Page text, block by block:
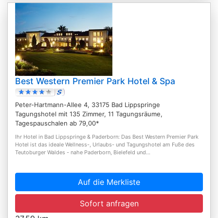
Best Western Premier Park Hotel & Spa
Peter-Hartmann-Allee 4, 33175 Bad Lippspringe
Tagungshotel mit 135 Zimmer, 11 Tagungsräume,
Tagespauschalen ab 79,00*
Ihr Hotel in Bad Lippspringe & Paderborn: Das Best Western Premier Park
Hotel ist das ideale Wellness-, Urlaubs- und Tagungshotel am Fuße des
Teutoburger Waldes - nahe Paderborn, Bielefeld und...
Auf die Merkliste
Sofort anfragen